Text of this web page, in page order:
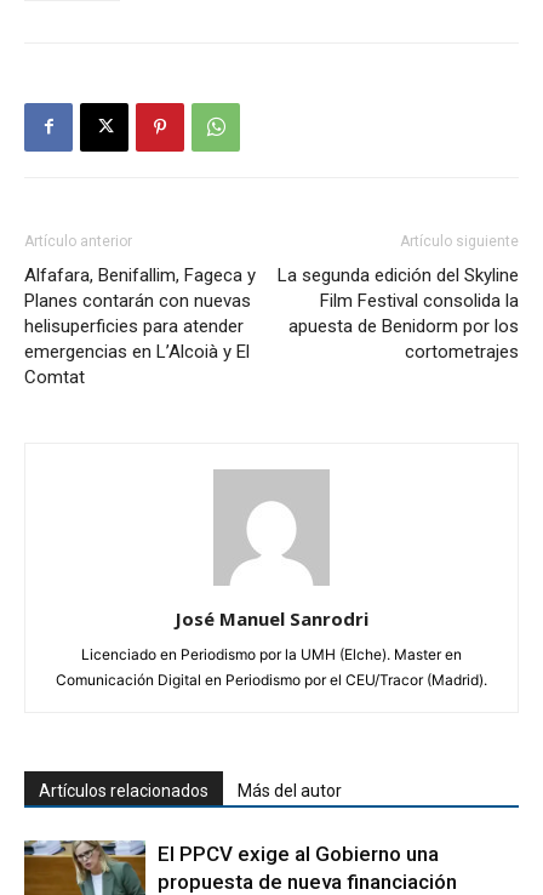
Artículo anterior
Alfafara, Benifallim, Fageca y
Planes contarán con nuevas
helisuperficies para atender
emergencias en L’Alcoià y El
Comtat
Artículo siguiente
La segunda edición del Skyline
Film Festival consolida la
apuesta de Benidorm por los
cortometrajes
José Manuel Sanrodri
Licenciado en Periodismo por la UMH (Elche). Master en
Comunicación Digital en Periodismo por el CEU/Tracor (Madrid).
Artículos relacionados Más del autor
El PPCV exige al Gobierno una
propuesta de nueva financiación